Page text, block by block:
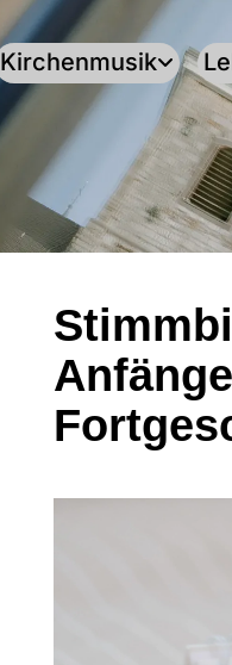
Kirchenmusik